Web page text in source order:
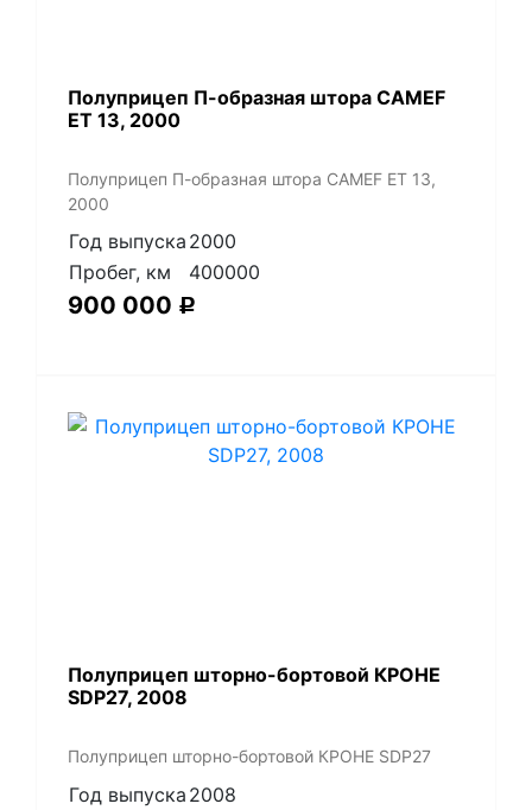
Полуприцеп П-образная штора CAMEF
ET 13, 2000
Полуприцеп П-образная штора CAMEF ET 13,
2000
Год выпуска 2000
Пробег, км
400000
900 000 Р
Полуприцеп шторно-бортовой КРОНЕ
SDP27, 2008
Полуприцеп шторно-бортовой КРОНЕ SDP27
Год выпуска 2008